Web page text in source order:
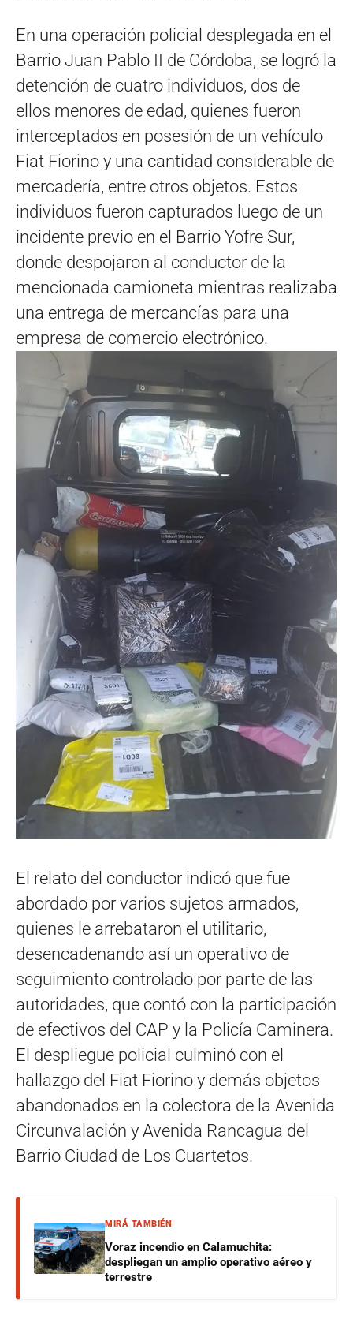
En una operación policial desplegada en el
Barrio Juan Pablo II de Córdoba, se logró la
detención de cuatro individuos, dos de
ellos menores de edad, quienes fueron
interceptados en posesión de un vehículo
Fiat Fiorino y una cantidad considerable de
mercadería, entre otros objetos. Estos
individuos fueron capturados luego de un
incidente previo en el Barrio Yofre Sur,
donde despojaron al conductor de la
mencionada camioneta mientras realizaba
una entrega de mercancías para una
empresa de comercio electrónico.
El relato del conductor indicó que fue
abordado por varios sujetos armados,
quienes le arrebataron el utilitario,
desencadenando así un operativo de
seguimiento controlado por parte de las
autoridades, que contó con la participación
de efectivos del CAP y la Policía Caminera.
El despliegue policial culminó con el
hallazgo del Fiat Fiorino y demás objetos
abandonados en la colectora de la Avenida
Circunvalación y Avenida Rancagua del
Barrio Ciudad de Los Cuartetos.
MIRÁ TAMBIÉN
Voraz incendio en Calamuchita:
despliegan un amplio operativo aéreo y
terrestre